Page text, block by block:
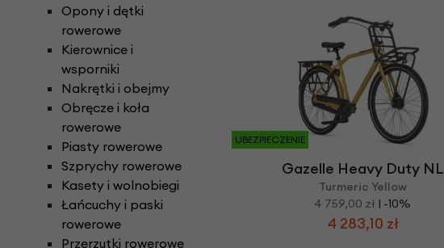
Opony i dętki
rowerowe
Kierownice i
wsporniki
Nakrętki i obejmy
Obręcze i koła
rowerowe
Piasty rowerowe
Szprychy rowerowe
Kasety i wolnobiegi
Łańcuchy i paski
rowerowe
Przerzutki rowerowe
UBEZPIECZENIE
Gazelle Heavy Duty NL
Turmeric Yellow
4 759,00 zł | -10%
4 283,10 zł